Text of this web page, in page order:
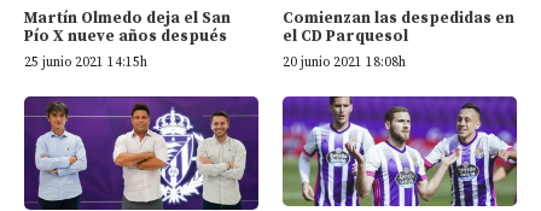
Martín Olmedo deja el San
Pío X nueve años después
25 junio 2021 14:15h
Comienzan las despedidas en
el CD Parquesol
20 junio 2021 18:08h